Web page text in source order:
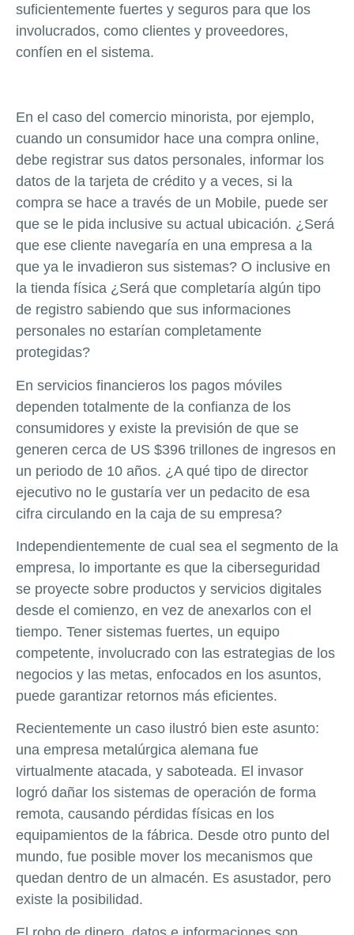
suficientemente fuertes y seguros para que los
involucrados, como clientes y proveedores,
confíen en el sistema.
En el caso del comercio minorista, por ejemplo,
cuando un consumidor hace una compra online,
debe registrar sus datos personales, informar los
datos de la tarjeta de crédito y a veces, si la
compra se hace a través de un Mobile, puede ser
que se le pida inclusive su actual ubicación. ¿Será
que ese cliente navegaría en una empresa a la
que ya le invadieron sus sistemas? O inclusive en
la tienda física ¿Será que completaría algún tipo
de registro sabiendo que sus informaciones
personales no estarían completamente
protegidas?
En servicios financieros los pagos móviles
dependen totalmente de la confianza de los
consumidores y existe la previsión de que se
generen cerca de US $396 trillones de ingresos en
un periodo de 10 años. ¿A qué tipo de director
ejecutivo no le gustaría ver un pedacito de esa
cifra circulando en la caja de su empresa?
Independientemente de cual sea el segmento de la
empresa, lo importante es que la ciberseguridad
se proyecte sobre productos y servicios digitales
desde el comienzo, en vez de anexarlos con el
tiempo. Tener sistemas fuertes, un equipo
competente, involucrado con las estrategias de los
negocios y las metas, enfocados en los asuntos,
puede garantizar retornos más eficientes.
Recientemente un caso ilustró bien este asunto:
una empresa metalúrgica alemana fue
virtualmente atacada, y saboteada. El invasor
logró dañar los sistemas de operación de forma
remota, causando pérdidas físicas en los
equipamientos de la fábrica. Desde otro punto del
mundo, fue posible mover los mecanismos que
quedan dentro de un almacén. Es asustador, pero
existe la posibilidad.